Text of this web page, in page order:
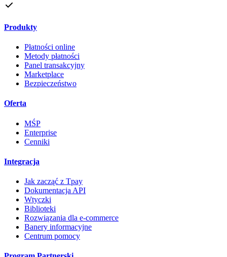
Produkty
Płatności online
Metody płatności
Panel transakcyjny
Marketplace
Bezpieczeństwo
Oferta
MŚP
Enterprise
Cenniki
Integracja
Jak zacząć z Tpay
Dokumentacja API
Wtyczki
Biblioteki
Rozwiązania dla e-commerce
Banery informacyjne
Centrum pomocy